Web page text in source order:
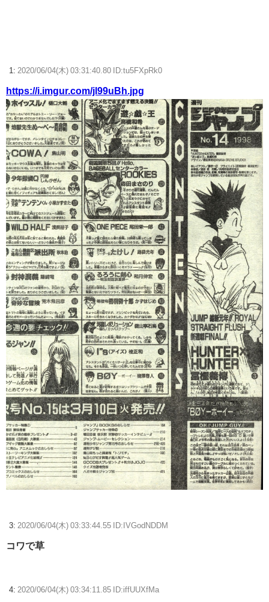
【FF14】「どこかで見たと思ったら…」7.55の新エモート「地図を見
る」、黄金ベンチのひろしが地図を見る際のモーションと判明
【ウマ娘】ディザイアの謎ポーズ、完全にアレと一致ｗｗｗ
【競馬】G1・2勝 アスコリピチェーノが引退 繁殖入りへ
Powered by livedoor 相互RSS
1: 2020/06/04(木) 03:31:40.80 ID:tu5FXpRk0
https://i.imgur.com/jl99uBh.jpg
3: 2020/06/04(木) 03:33:44.55 ID:IVGodNDDM
コワで草
4: 2020/06/04(木) 03:34:11.85 ID:iffUUXfMa